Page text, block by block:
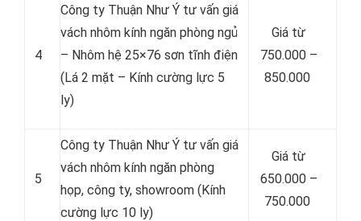
4
Công ty Thuận Như Ý tư vấn giá
vách nhôm kính ngăn phòng ngủ
– Nhôm hệ 25×76 sơn tĩnh điện
(Lá 2 mặt – Kính cường lực 5
ly)
Giá từ
750.000 –
850.000
5
Công ty Thuận Như Ý tư vấn giá
vách nhôm kính ngăn phòng
họp, công ty, showroom (Kính
cường lực 10 ly)
Giá từ
650.000 –
750.000